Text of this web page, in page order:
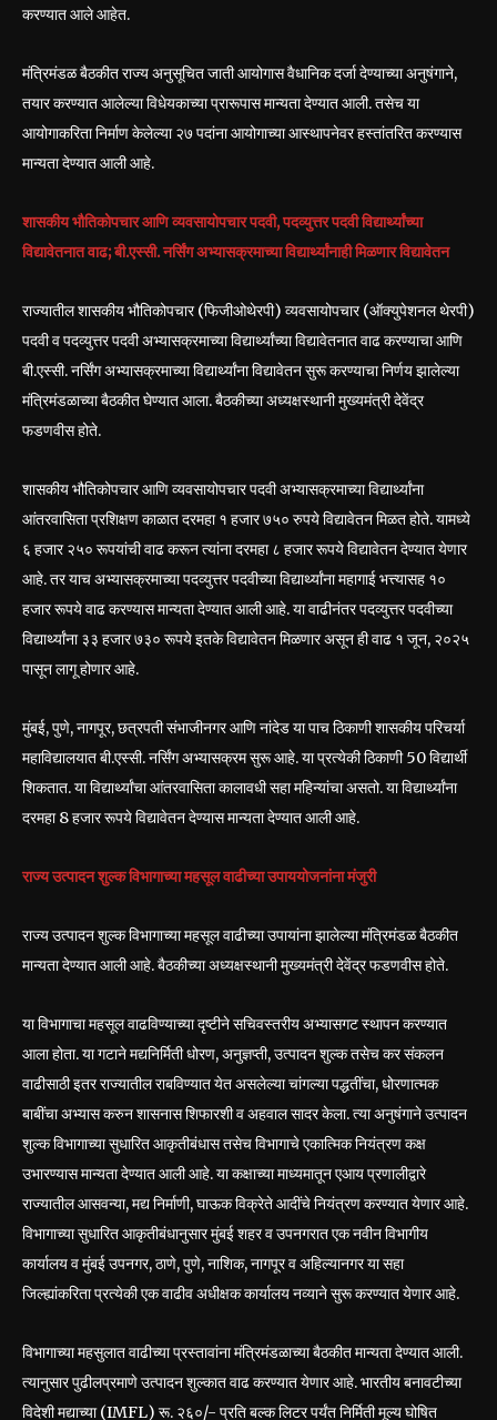
करण्यात आले आहेत.
मंत्रिमंडळ बैठकीत राज्य अनुसूचित जाती आयोगास वैधानिक दर्जा देण्याच्या अनुषंगाने,
तयार करण्यात आलेल्या विधेयकाच्या प्रारूपास मान्यता देण्यात आली. तसेच या
आयोगाकरिता निर्माण केलेल्या २७ पदांना आयोगाच्या आस्थापनेवर हस्तांतरित करण्यास
मान्यता देण्यात आली आहे.
शासकीय भौतिकोपचार आणि व्यवसायोपचार पदवी, पदव्युत्तर पदवी विद्यार्थ्यांच्या
विद्यावेतनात वाढ; बी.एस्सी. नर्सिंग अभ्यासक्रमाच्या विद्यार्थ्यांनाही मिळणार विद्यावेतन
राज्यातील शासकीय भौतिकोपचार (फिजीओथेरपी) व्यवसायोपचार (ऑक्युपेशनल थेरपी)
पदवी व पदव्युत्तर पदवी अभ्यासक्रमाच्या विद्यार्थ्यांच्या विद्यावेतनात वाढ करण्याचा आणि
बी.एस्सी. नर्सिंग अभ्यासक्रमाच्या विद्यार्थ्यांना विद्यावेतन सुरू करण्याचा निर्णय झालेल्या
मंत्रिमंडळाच्या बैठकीत घेण्यात आला. बैठकीच्या अध्यक्षस्थानी मुख्यमंत्री देवेंद्र
फडणवीस होते.
शासकीय भौतिकोपचार आणि व्यवसायोपचार पदवी अभ्यासक्रमाच्या विद्यार्थ्यांना
आंतरवासिता प्रशिक्षण काळात दरमहा १ हजार ७५० रुपये विद्यावेतन मिळत होते. यामध्ये
६ हजार २५० रूपयांची वाढ करून त्यांना दरमहा ८ हजार रूपये विद्यावेतन देण्यात येणार
आहे. तर याच अभ्यासक्रमाच्या पदव्युत्तर पदवीच्या विद्यार्थ्यांना महागाई भत्त्यासह १०
हजार रूपये वाढ करण्यास मान्यता देण्यात आली आहे. या वाढीनंतर पदव्युत्तर पदवीच्या
विद्यार्थ्यांना ३३ हजार ७३० रूपये इतके विद्यावेतन मिळणार असून ही वाढ १ जून, २०२५
पासून लागू होणार आहे.
मुंबई, पुणे, नागपूर, छत्रपती संभाजीनगर आणि नांदेड या पाच ठिकाणी शासकीय परिचर्या
महाविद्यालयात बी.एस्सी. नर्सिंग अभ्यासक्रम सुरू आहे. या प्रत्येकी ठिकाणी 50 विद्यार्थी
शिकतात. या विद्यार्थ्यांचा आंतरवासिता कालावधी सहा महिन्यांचा असतो. या विद्यार्थ्यांना
दरमहा 8 हजार रूपये विद्यावेतन देण्यास मान्यता देण्यात आली आहे.
राज्य उत्पादन शुल्क विभागाच्या महसूल वाढीच्या उपाययोजनांना मंजुरी
राज्य उत्पादन शुल्क विभागाच्या महसूल वाढीच्या उपायांना झालेल्या मंत्रिमंडळ बैठकीत
मान्यता देण्यात आली आहे. बैठकीच्या अध्यक्षस्थानी मुख्यमंत्री देवेंद्र फडणवीस होते.
या विभागाचा महसूल वाढविण्याच्या दृष्टीने सचिवस्तरीय अभ्यासगट स्थापन करण्यात
आला होता. या गटाने मद्यनिर्मिती धोरण, अनुज्ञप्ती, उत्पादन शुल्क तसेच कर संकलन
वाढीसाठी इतर राज्यातील राबविण्यात येत असलेल्या चांगल्या पद्धतींचा, धोरणात्मक
बाबींचा अभ्यास करुन शासनास शिफारशी व अहवाल सादर केला. त्या अनुषंगाने उत्पादन
शुल्क विभागाच्या सुधारित आकृतीबंधास तसेच विभागाचे एकात्मिक नियंत्रण कक्ष
उभारण्यास मान्यता देण्यात आली आहे. या कक्षाच्या माध्यमातून एआय प्रणालीद्वारे
राज्यातील आसवन्या, मद्य निर्माणी, घाऊक विक्रेते आदींचे नियंत्रण करण्यात येणार आहे.
विभागाच्या सुधारित आकृतीबंधानुसार मुंबई शहर व उपनगरात एक नवीन विभागीय
कार्यालय व मुंबई उपनगर, ठाणे, पुणे, नाशिक, नागपूर व अहिल्यानगर या सहा
जिल्ह्यांकरिता प्रत्येकी एक वाढीव अधीक्षक कार्यालय नव्याने सुरू करण्यात येणार आहे.
विभागाच्या महसुलात वाढीच्या प्रस्तावांना मंत्रिमंडळाच्या बैठकीत मान्यता देण्यात आली.
त्यानुसार पुढीलप्रमाणे उत्पादन शुल्कात वाढ करण्यात येणार आहे. भारतीय बनावटीच्या
विदेशी मद्याच्या (IMFL) रू. २६०/- प्रति बल्क लिटर पर्यंत निर्मिती मूल्य घोषित